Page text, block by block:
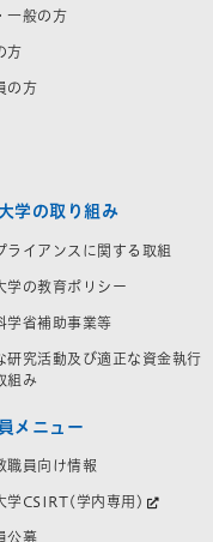
一般の方
方
の方
学の取り組み
ライアンスに関する取組
学の教育ポリシー
学省補助事業等
研究活動及び適正な資金執行
組み
メニュー
職員向け情報
学CSIRT(学内専用)
公募